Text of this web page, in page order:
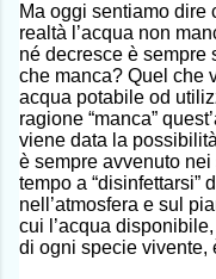
Ma oggi sentiamo dire
realtà l’acqua non
né decresce è sempre
che manca? Quel che
acqua potabile od
ragione “manca”
viene data la
è sempre avvenuto
tempo a “disinfettarsi”
nell’atmosfera e sul
cui l’acqua
di ogni specie vivente,